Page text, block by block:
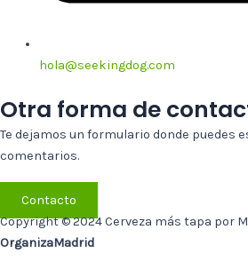
hola@seekingdog.com
Otra forma de
Te dejamos un formulario donde puedes
comentarios.
Contacto
Copyright © 2024 Cerveza más tapa por
OrganizaMadrid